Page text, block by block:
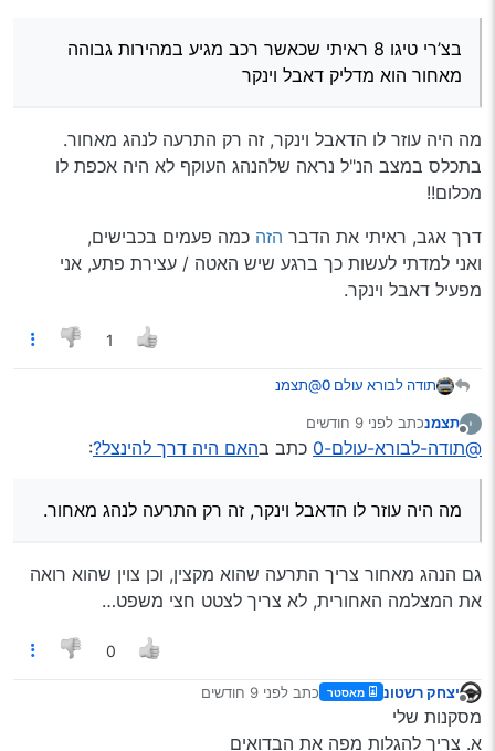
בצ’רי טיגו 8 ראיתי שכאשר רכב מגיע במהירות גבוהה
מאחור הוא מדליק דאבל וינקר
מה היה עוזר לו הדאבל וינקר, זה רק התרעה לנהג מאחור.
בתכלס במצב הנ"ל נראה שלהנהג העוקף לא היה אכפת לו
מכלום!!
דרך אגב, ראיתי את הדבר הזה כמה פעמים בכבישים,
ואני למדתי לעשות כך ברגע שיש האטה / עצירת פתע, אני
מפעיל דאבל וינקר.
1
תודה לבורא עולם 0 @תצמנ
בצ’רי טיגו 8 ראיתי שכאשר רכב מגיע
מאחור.
בתכלס במצב הנ"ל נראה שלהנהג העוקף לא היה
ואני למדתי לעשות כך ברגע שיש האטה / עצירת
פתע, אני מפעיל דאבל וינקר.
תצמנכתב לפני 9 חודשים
נערך לאחרונה על ידי
@תודה-לבורא-עולם-0 כתב בהאם היה דרך להינצל?:
מה היה עוזר לו הדאבל וינקר, זה רק התרעה לנהג מאחור.
גם הנהג מאחור צריך התרעה שהוא מקצין, וכן צוין שהוא רואה
את המצלמה האחורית, לא צריך לצטט חצי משפט…
0
מנותק
יצחק רשטונ מאסטר כתב לפני 9 חודשים
נערך לאחרונה על ידי
מסקנות שלי
א. צריך להגלות מפה את הבדואים